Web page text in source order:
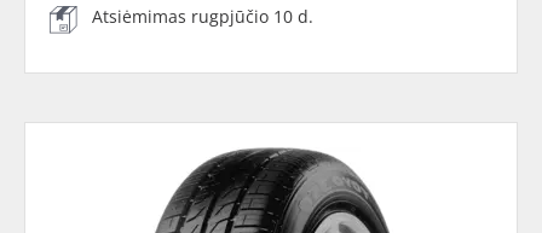
Atsiėmimas rugpjūčio 10 d.